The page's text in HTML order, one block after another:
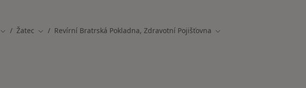
Změna města
Žatec Změna města
Revírní Bratrská Pokladna, Zdravotní Pojišťovna Změna města